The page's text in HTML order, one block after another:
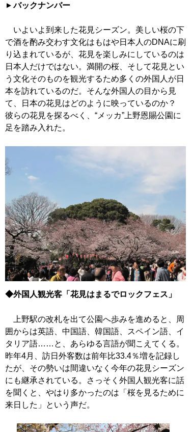
バックナンバー
いよいよ到来した花見シーズン。美しい桜の下
で酒を酌み交わす文化はもはや日本人のDNAに刷
り込まれているが、花見を楽しみにしているのは
日本人だけではない。満開の桜、そして花見とい
う文化そのものを観光するため多くの外国人が日
本を訪れているのだ。そんな外国人の目から見
て、日本の花見はどのように映っているのか？
彼らの花見を探るべく、“メッカ”上野恩賜公園に
足を踏み入れた。
◆外国人観光客「花見はまるでロックフェス」
上野駅の改札を出て公園へ歩みを進めると、周
囲からは英語、中国語、韓国語、スペイン語、イ
タリア語……と、あらゆる言語が聞こえてくる。
昨年4月、訪日外客数は前年比33.4％増を記録し
たが、その勢いは間違いなく今年の花見シーズン
にも継承されている。さっそく外国人観光客に話
を聞くと、やはり多かったのは「桜を見るために
来日した」という声だ。